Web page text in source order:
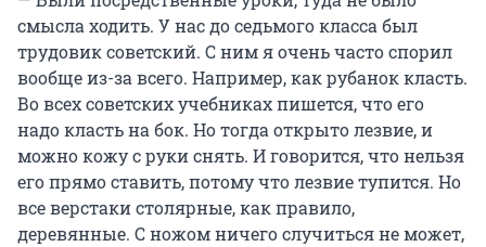
смысла ходить. У нас до седьмого класса был
трудовик советский. С ним я очень часто спорил
вообще из-за всего. Например, как рубанок класть.
Во всех советских учебниках пишется, что его
надо класть на бок. Но тогда открыто лезвие, и
можно кожу с руки снять. И говорится, что нельзя
его прямо ставить, потому что лезвие тупится. Но
все верстаки столярные, как правило,
деревянные. С ножом ничего случиться не может,